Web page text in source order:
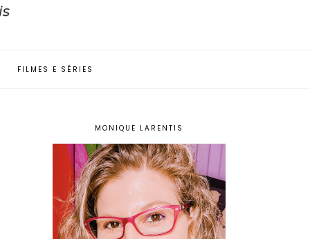
FILMES E SÉRIES
MONIQUE LARENTIS